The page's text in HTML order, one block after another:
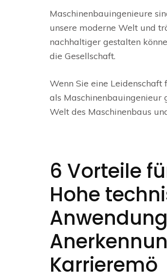
Maschinenbauingenieure
unsere moderne Welt und
nachhaltiger gestalten
die Gesellschaft.
Wenn Sie eine
als Maschinenbauingenieur
Welt des Maschinenbaus
6 Vorteile
Hohe
Karrieremö